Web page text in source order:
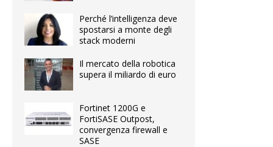
Perché l’intelligenza deve
spostarsi a monte degli
stack moderni
Il mercato della robotica
supera il miliardo di euro
Fortinet 1200G e
FortiSASE Outpost,
convergenza firewall e
SASE